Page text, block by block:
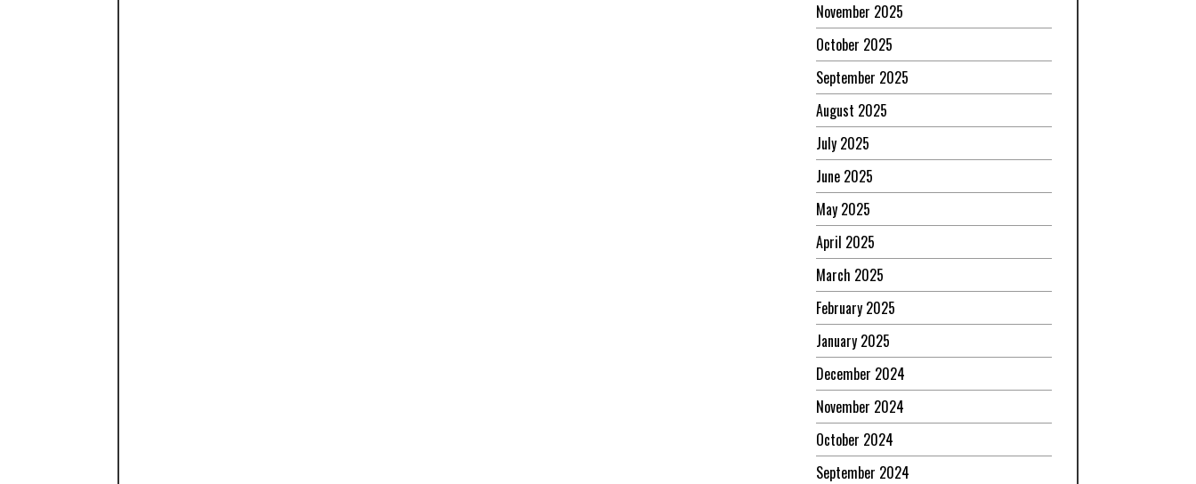
November 2025
October 2025
September 2025
August 2025
July 2025
June 2025
May 2025
April 2025
March 2025
February 2025
January 2025
December 2024
November 2024
October 2024
September 2024